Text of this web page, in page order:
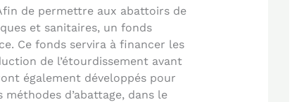
de permettre aux abattoirs de
et sanitaires, un fonds
Ce fonds servira à financer les
de l’étourdissement avant
également développés pour
d’abattage, dans le